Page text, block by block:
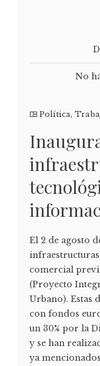
No
Política,
El 2 de agosto
comercial
(Proyecto
Urbano). Estas
con fondos
un 30% por la
y se han
ya